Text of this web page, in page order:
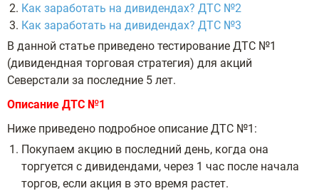
Как заработать на дивидендах? ДТС №2
Как заработать на дивидендах? ДТС №3
В данной статье приведено тестирование ДТС №1
(дивидендная торговая стратегия) для акций
Северстали за последние 5 лет.
Описание ДТС №1
Ниже приведено подробное описание ДТС №1:
Покупаем акцию в последний день, когда она
торгуется с дивидендами, через 1 час после начала
торгов, если акция в это время растет.